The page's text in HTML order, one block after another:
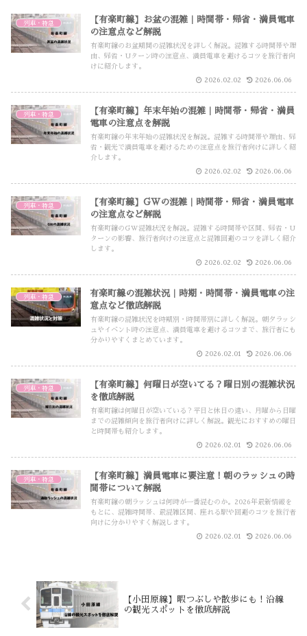
列車・特急
【有楽町線】お盆の混雑｜時間帯・帰省・満員電車
の注意点など解説
有楽町線のお盆期間の混雑状況を詳しく解説。混雑する時間帯や理
由、帰省・Uターン時の注意点、満員電車を避けるコツを旅行者向
けに紹介します。
2026.02.02 2026.06.06
列車・特急
【有楽町線】年末年始の混雑｜時間帯・帰省・満員
電車の注意点を解説
有楽町線の年末年始の混雑状況を解説。混雑する時間帯や理由、帰
省・観光で満員電車を避けるための注意点を旅行者向けに詳しく紹
介します。
2026.02.02 2026.06.06
列車・特急
【有楽町線】GWの混雑｜時間帯・帰省・満員電車
の注意点など解説
有楽町線のGW混雑状況を解説。混雑する時間帯や区間、帰省・U
ターンの影響、旅行者向けの注意点と混雑回避のコツを詳しく紹介
します。
2026.02.02 2026.06.06
列車・特急
有楽町線の混雑状況｜時期・時間帯・満員電車の注
意点など徹底解説
有楽町線の混雑状況を時期別・時間帯別に詳しく解説。朝夕ラッシ
ュやイベント時の注意点、満員電車を避けるコツまで、旅行者にも
分かりやすくまとめています。
2026.02.01 2026.06.06
列車・特急
【有楽町線】何曜日が空いてる？曜日別の混雑状況
を徹底解説
有楽町線は何曜日が空いている？平日と休日の違い、月曜から日曜
までの混雑傾向を旅行者向けに詳しく解説。観光におすすめの曜日
と時間帯も紹介します。
2026.02.01 2026.06.06
列車・特急
【有楽町線】満員電車に要注意！朝のラッシュの時
間帯について解説
有楽町線の朝ラッシュは何時が一番混むのか。2026年最新情報を
もとに、混雑時間帯、最混雑区間、座れる駅や回避のコツを旅行者
向けに分かりやすく解説します。
2026.02.01 2026.06.06
【小田原線】暇つぶしや散歩にも！沿線
の観光スポットを徹底解説